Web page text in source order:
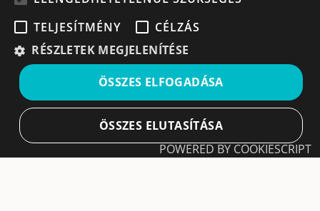
Iratkozz fel hírlevelünkre!
Ne hagyd ki a lehetőséget, hogy naprakész maradj a
egyszerű és gyors illetve bármikor leiratkozhatsz, ha úgy
TELJESÍTMÉNY
CÉLZÁS
RÉSZLETEK MEGJELENÍTÉSE
ÖSSZES ELFOGADÁSA
ÖSSZES ELUTASÍTÁSA
POWERED BY COOKIESCRIPT